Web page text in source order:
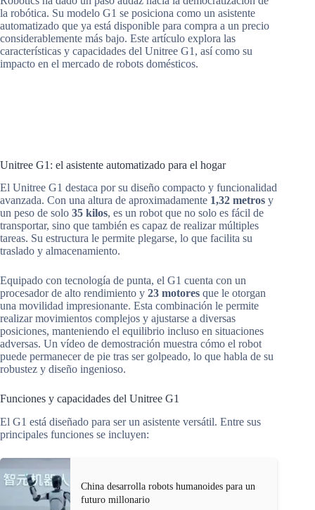
la robótica. Su modelo G1 se posiciona como un asistente
automatizado que ya está disponible para compra a un precio
considerablemente más bajo. Este artículo explora las
características y capacidades del Unitree G1, así como su
impacto en el mercado de robots domésticos.
Unitree G1: el asistente automatizado para el hogar
El Unitree G1 destaca por su diseño compacto y funcionalidad
avanzada. Con una altura de aproximadamente 1,32 metros y
un peso de solo 35 kilos, es un robot que no solo es fácil de
transportar, sino que también es capaz de realizar múltiples
tareas. Su estructura le permite plegarse, lo que facilita su
traslado y almacenamiento.
Equipado con tecnología de punta, el G1 cuenta con un
procesador de alto rendimiento y 23 motores que le otorgan
una movilidad impresionante. Esta combinación le permite
realizar movimientos complejos y ajustarse a diversas
posiciones, manteniendo el equilibrio incluso en situaciones
adversas. Un vídeo de demostración muestra cómo el robot
puede permanecer de pie tras ser golpeado, lo que habla de su
robustez y diseño ingenioso.
Funciones y capacidades del Unitree G1
El G1 está diseñado para ser un asistente versátil. Entre sus
principales funciones se incluyen:
China desarrolla robots humanoides para un
futuro millonario